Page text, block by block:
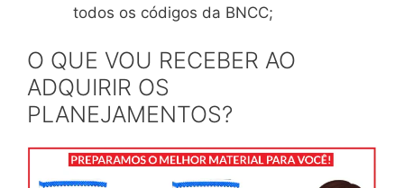
todos os códigos da BNCC;
O QUE VOU RECEBER AO
ADQUIRIR OS
PLANEJAMENTOS?